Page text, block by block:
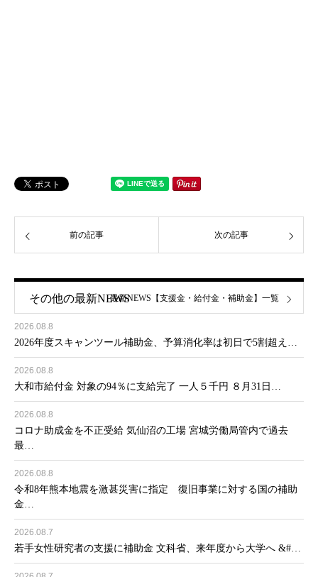
前の記事 次の記事
その他の最新NEWS
2026.08.8
2026年度スキャンツール補助金、予算消化率は初日で5割超え…
2026.08.8
大和市給付金 対象の94％に支給完了 一人５千円 ８月31日…
2026.08.8
コロナ助成金を不正受給 気仙沼の工場 宮城労働局管内で過去
最…
2026.08.8
令和8年熊本地震を激甚災害に指定 復旧事業に対する国の補助
金…
2026.08.7
若手女性研究者の支援に補助金 文科省、来年度から大学へ &#…
最新NEWS【支援金・給付金・補助金】一覧